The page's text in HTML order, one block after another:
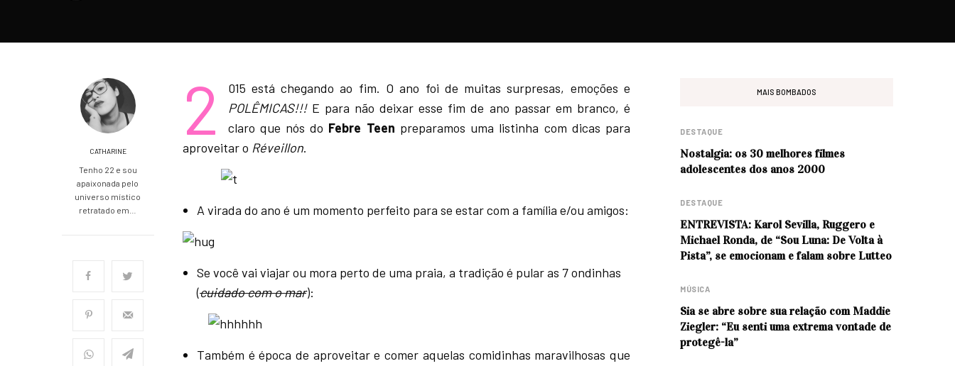
CATHARINE
Tenho 22 e sou
apaixonada pelo
universo místico
retratado em…
2
015 está chegando ao fim. O ano foi de muitas surpresas, emoções e
POLÊMICAS!!!E para não deixar esse fim de ano passar em branco, é
claro que nós do Febre Teen preparamos uma listinha com dicas para
aproveitar o Réveillon.
A virada do ano é um momento perfeito para se estar com a família e/ou amigos:
Se você vai viajar ou mora perto de uma praia, a tradição é pular as 7 ondinhas
(cuidado com o mar):
Também é época de aproveitar e comer aquelas comidinhas maravilhosas que
MAIS BOMBADOS
DESTAQUE
Nostalgia: os 30 melhores filmes
adolescentes dos anos 2000
DESTAQUE
ENTREVISTA: Karol Sevilla, Ruggero e
Michael Ronda, de “Sou Luna: De Volta à
Pista”, se emocionam e falam sobre Lutteo
MÚSICA
Sia se abre sobre sua relação com Maddie
Ziegler: “Eu senti uma extrema vontade de
protegê-la”